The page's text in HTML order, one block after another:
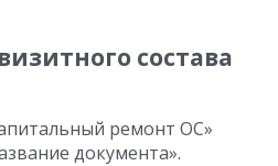
состава
ремонт ОС»
документа».